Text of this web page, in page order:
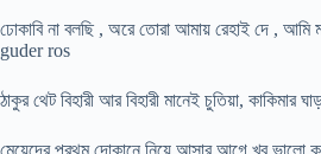
ঢোকাবি না বলছি , অরে তোরা আমায় রেহাই দে ,
guder ros
ঠাকুর থেট বিহারী আর বিহারী মানেই চুতিয়া,
মেয়েদের প্রথম দোকানে নিয়ে আসার আগে খুব ভালো